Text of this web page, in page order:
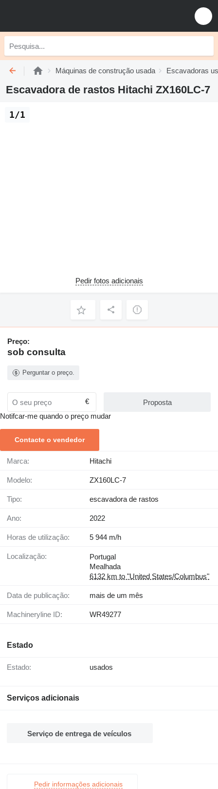
Máquinas de construção usada Escavadoras
Escavadora de rastos Hitachi ZX160LC-7
1/1
Pedir fotos adicionais
Preço:
sob consulta
Perguntar o preço.
€
Proposta
Notifcar-me quando o preço mudar
Contacte o vendedor
Marca: Hitachi
Modelo: ZX160LC-7
Tipo: escavadora de rastos
Ano: 2022
Horas de utilização: 5 944 m/h
Localização:
Portugal
Mealhada
6132 km to "United States/Columbus"
Data de publicação: mais de um mês
Machineryline ID: WR49277
Estado
Estado: usados
Serviços adicionais
Serviço de entrega de veículos
Pedir informações adicionais